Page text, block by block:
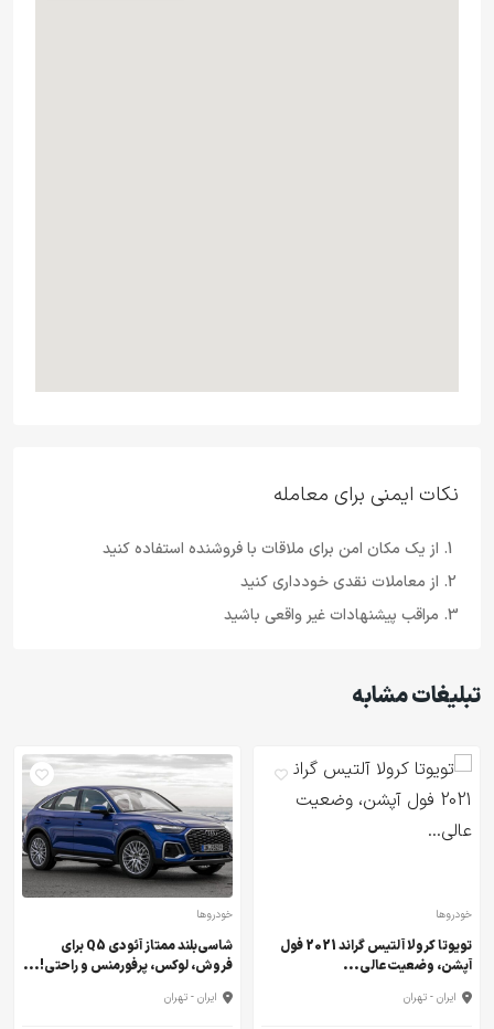
نکات ایمنی برای معامله
از یک مکان امن برای ملاقات با فروشنده استفاده کنید
از معاملات نقدی خودداری کنید
مراقب پیشنهادات غیر واقعی باشید
تبلیغات مشابه
خودروها
تویوتا کرولا آلتیس گراند 2021 فول
آپشن، وضعیت عالی...
ایران - تهران
خودروها
شاسی‌بلند ممتاز آئودی Q5 برای
فروش، لوکس، پرفورمنس و راحتی!...
ایران - تهران